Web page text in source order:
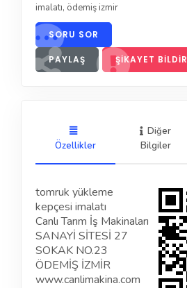
imalatı, ödemiş izmir
SORU SOR
PAYLAŞ ŞIKAYET BILDIR
Özellikler
Diğer
Bilgiler
tomruk yükleme
kepçesi imalatı
Canlı Tarım İş Makinaları
SANAYİ SİTESİ 27
SOKAK NO.23
ÖDEMİŞ İZMİR
www.canlimakina.com